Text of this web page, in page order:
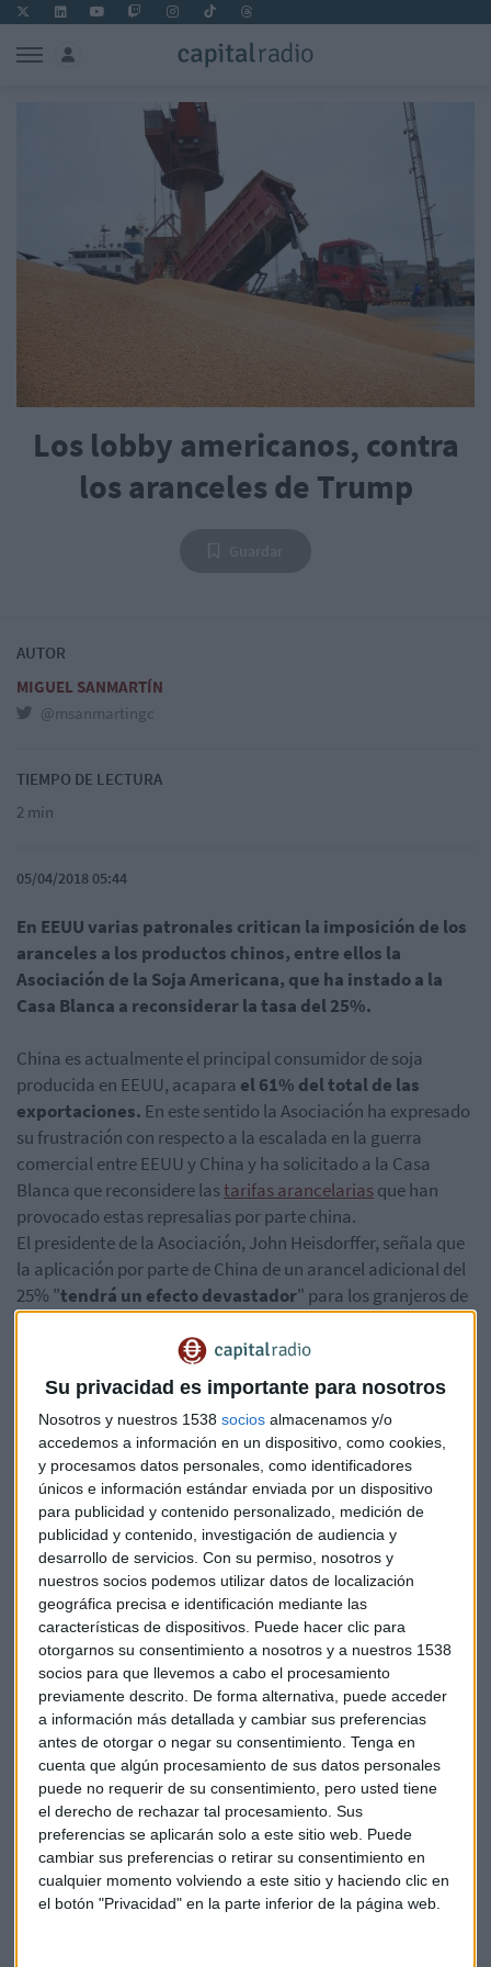
Su privacidad es importante para nosotros
Nosotros y nuestros 1538 socios almacenamos y/o
accedemos a información en un dispositivo, como cookies,
y procesamos datos personales, como identificadores
únicos e información estándar enviada por un dispositivo
para publicidad y contenido personalizado, medición de
publicidad y contenido, investigación de audiencia y
desarrollo de servicios. Con su permiso, nosotros y
nuestros socios podemos utilizar datos de localización
geográfica precisa e identificación mediante las
características de dispositivos. Puede hacer clic para
otorgarnos su consentimiento a nosotros y a nuestros 1538
socios para que llevemos a cabo el procesamiento
previamente descrito. De forma alternativa, puede acceder
a información más detallada y cambiar sus preferencias
antes de otorgar o negar su consentimiento. Tenga en
cuenta que algún procesamiento de sus datos personales
puede no requerir de su consentimiento, pero usted tiene
el derecho de rechazar tal procesamiento. Sus
preferencias se aplicarán solo a este sitio web. Puede
cambiar sus preferencias o retirar su consentimiento en
cualquier momento volviendo a este sitio y haciendo clic en
el botón "Privacidad" en la parte inferior de la página web.
Los lobby americanos, contra
los aranceles de Trump
AUTOR
MIGUEL SANMARTÍN
@msanmartingc
TIEMPO DE LECTURA
2 min
05/04/2018 05:44
En EEUU varias patronales critican la imposición de los
aranceles a los productos chinos, entre ellos la
Asociación de la Soja Americana, que ha instado a la
Casa Blanca a reconsiderar la tasa del 25%.
China es actualmente el principal consumidor de soja
producida en EEUU, acapara el 61% del total de las
exportaciones. En este sentido la Asociación ha expresado
su frustración con respecto a la escalada en la guerra
comercial entre EEUU y China y ha solicitado a la Casa
Blanca que reconsidere lastarifas arancelariasque han
provocado estas represalias por parte china.
El presidente de la Asociación, John Heisdorffer, señala que
la aplicación por parte de China de un arancel adicional del
25% "tendrá un efecto devastador" para los granjeros de
EEUU. Heisdorffer advirtió de que los futuros de la soja ya
han caído y puede suponer la pérdida de 1.720 millones de
dólares para los granjeros estadounidenses en 2018.
En la misma línea se ha manifestadoel Consejo Nacional
de Exportaciones de Porcino, su presidente Jim Monroe,
también se muestra preocupado: "Estamos decepcionados.
Las exportaciones son fundamentales para el sustento de
los productores porcinos de los EEUU. Exportamos más del
26 por ciento de la producción estadounidense a los
mercados extranjeros. China es un mercado
particularmente importante. El año pasado enviamos 1.1
billones de dólares de cerdo a China. Eso lo convierte en el
segundo mayor mercado de exportación en volumen".
Losproductores de fruta norteamericanosprevén que
los precios se desplomen si no hay exportaciones.
China Empresas
Estados Unidos Tasas Aranceles Soja